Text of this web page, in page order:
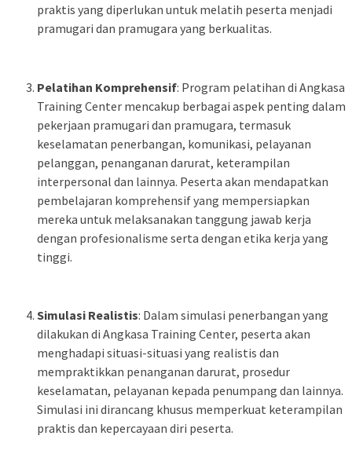
praktis yang diperlukan untuk melatih peserta menjadi
pramugari dan pramugara yang berkualitas.
Pelatihan Komprehensif: Program pelatihan di Angkasa
Training Center mencakup berbagai aspek penting dalam
pekerjaan pramugari dan pramugara, termasuk
keselamatan penerbangan, komunikasi, pelayanan
pelanggan, penanganan darurat, keterampilan
interpersonal dan lainnya. Peserta akan mendapatkan
pembelajaran komprehensif yang mempersiapkan
mereka untuk melaksanakan tanggung jawab kerja
dengan profesionalisme serta dengan etika kerja yang
tinggi.
Simulasi Realistis: Dalam simulasi penerbangan yang
dilakukan di Angkasa Training Center, peserta akan
menghadapi situasi-situasi yang realistis dan
mempraktikkan penanganan darurat, prosedur
keselamatan, pelayanan kepada penumpang dan lainnya.
Simulasi ini dirancang khusus memperkuat keterampilan
praktis dan kepercayaan diri peserta.